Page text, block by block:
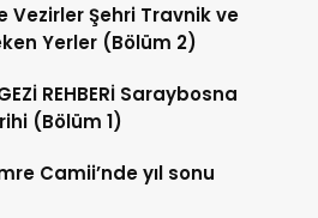
Vezirler Şehri Travnik ve
Yerler (Bölüm 2)
Saraybosna
(Bölüm 1)
Camii’nde yıl sonu